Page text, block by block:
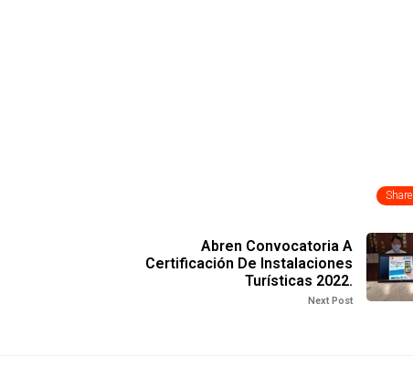
Share
Abren Convocatoria A
Certificación De Instalaciones
Turísticas 2022.
Next Post